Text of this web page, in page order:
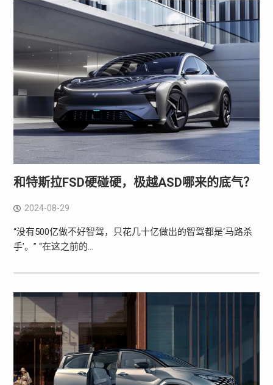
和特斯拉FSD硬碰硬，极越ASD哪来的底气？
2024-08-29
“没有500亿做不好智驾，只花几十亿做出的智驾都是‘马路杀
手’。” “在这之前的…